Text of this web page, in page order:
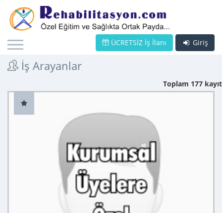
Giriş
ÜCRETSİZ İş İlanı
İş Arayanlar
Toplam 177 kayıt